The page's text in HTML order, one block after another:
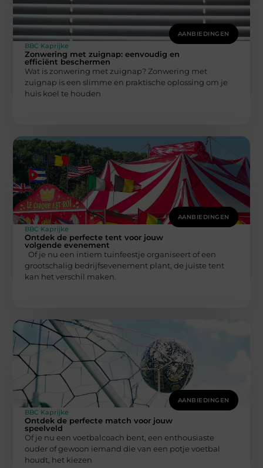
AANBIEDINGEN
BBC Kaprijke
Zonwering met zuignap: eenvoudig en
efficiënt beschermen
Wat is zonwering met zuignap? Zonwering met
zuignap is een slimme en praktische oplossing om je
huis koel te houden
AANBIEDINGEN
BBC Kaprijke
Ontdek de perfecte tent voor jouw
volgende evenement
Of je nu een intiem tuinfeestje organiseert of een
grootschalig bedrijfsevenement plant, de juiste tent
kan het verschil maken.
AANBIEDINGEN
BBC Kaprijke
Ontdek de perfecte match voor jouw
speelveld
Of je nu een voetbalcoach bent, een enthousiaste
ouder of gewoon iemand die van een potje voetbal
houdt, het kiezen